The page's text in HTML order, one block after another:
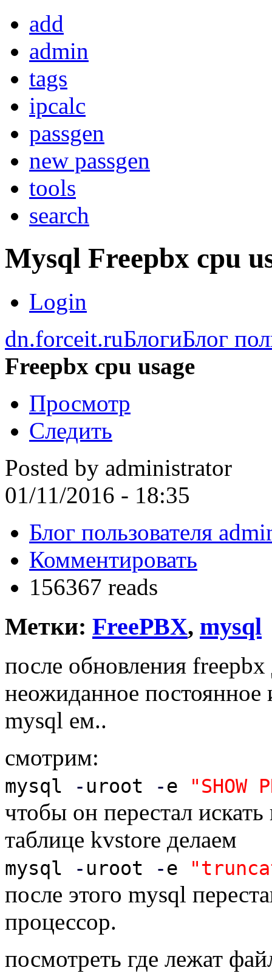
add
admin
tags
ipcalc
passgen
new passgen
tools
search
Mysql Freepbx cpu
Login
dn.forceit.ruБлогиБлог
Freepbx cpu usage
Просмотр
Следить
Posted by administrator
01/11/2016 - 18:35
Блог пользователя
Комментировать
156367 reads
Метки: FreePBX, mysql
после обновления
неожиданное постоянное
mysql ем..
смотрим:
mysql - uroot -e "SHOW
чтобы он перестал
таблице kvstore делаем
mysql - uroot -e
после этого mysql
процессор.
посмотреть где лежат